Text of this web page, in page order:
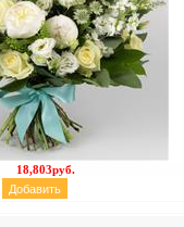
18,803руб.